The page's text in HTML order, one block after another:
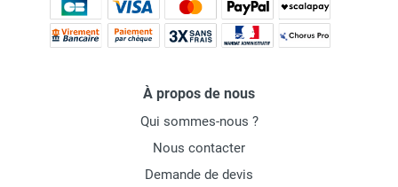
À propos de nous
Qui sommes-nous ?
Nous contacter
Demande de devis